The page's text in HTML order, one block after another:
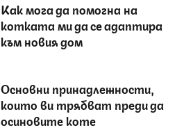
Как мога да помогна на
котката ми да се адаптира
към новия дом
Основни принадлежности,
които ви трябват преди да
осиновите коте